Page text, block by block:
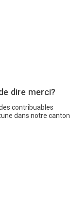
dire merci?
contribuables
dans notre canton.